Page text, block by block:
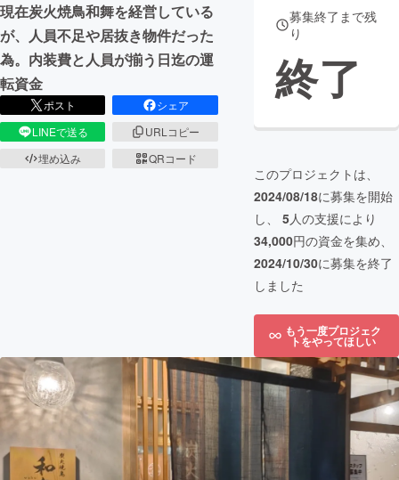
現在炭火焼鳥和舞を経営している
が、人員不足や居抜き物件だった
為。内装費と人員が揃う日迄の運
転資金
ポスト
シェア
LINEで送る
URLコピー
埋め込み
QRコード
募集終了まで残
り
終了
このプロジェクトは、
2024/08/18に募集を開始
し、 5人の支援により
34,000円の資金を集め、
2024/10/30に募集を終了
しました
もう一度プロジェク
トをやってほしい